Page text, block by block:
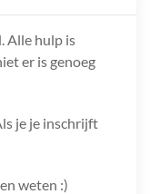
Alle hulp is
er is genoeg
je je inschrijft
weten :)